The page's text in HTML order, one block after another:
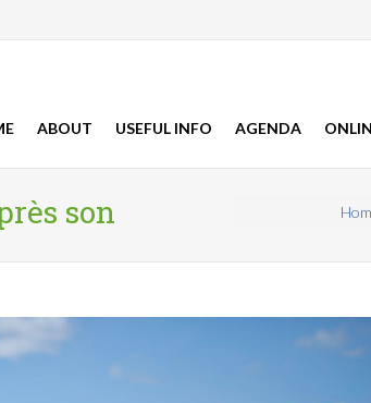
ABOUT USEFUL INFO AGENDA
son